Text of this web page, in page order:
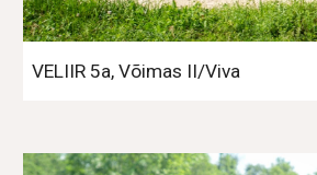
VELIIR 5a, Võimas II/Viva